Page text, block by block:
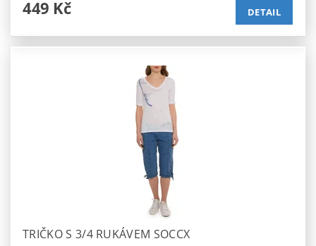
449 Kč DETAIL
TRIČKO S 3/4 RUKÁVEM SOCCX